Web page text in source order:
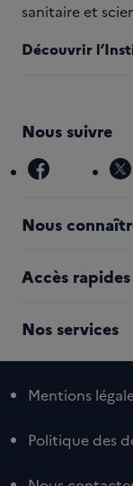
sanitaire et
Découvrir
Nous suivre
facebook x
Nous
Accès rapides
Nos services
Mentions
Politique des